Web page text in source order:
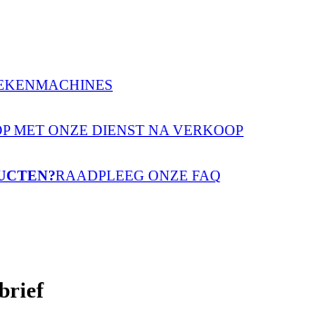
MET ONZE DIENST NA VERKOOP
RAADPLEEG ONZE FAQ